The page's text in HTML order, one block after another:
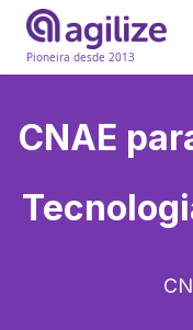
Pioneira desde 2013
CNAE